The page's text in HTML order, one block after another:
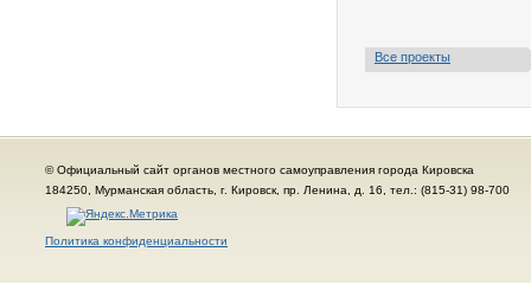
Все проекты
© Официальный сайт органов местного самоуправления города Кировска
184250, Мурманская область, г. Кировск, пр. Ленина, д. 16, тел.: (815-31) 98-700
Политика конфиденциальности